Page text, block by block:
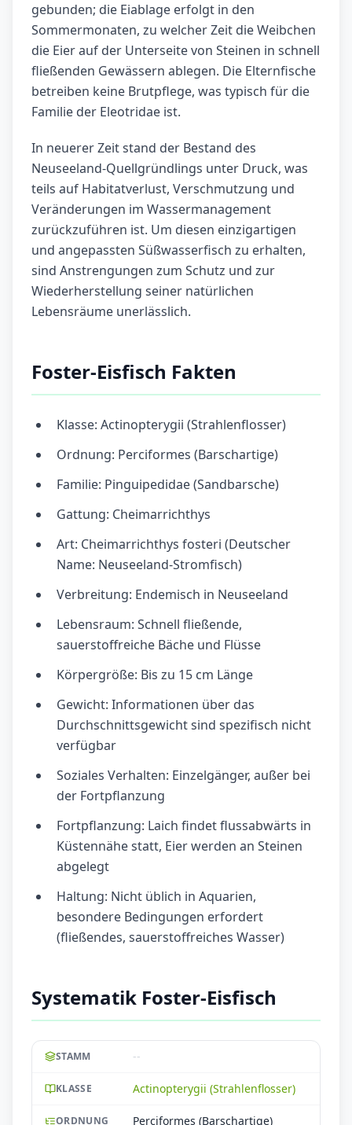
gebunden; die Eiablage erfolgt in den
Sommermonaten, zu welcher Zeit die Weibchen
die Eier auf der Unterseite von Steinen in schnell
fließenden Gewässern ablegen. Die Elternfische
betreiben keine Brutpflege, was typisch für die
Familie der Eleotridae ist.
In neuerer Zeit stand der Bestand des
Neuseeland-Quellgründlings unter Druck, was
teils auf Habitatverlust, Verschmutzung und
Veränderungen im Wassermanagement
zurückzuführen ist. Um diesen einzigartigen
und angepassten Süßwasserfisch zu erhalten,
sind Anstrengungen zum Schutz und zur
Wiederherstellung seiner natürlichen
Lebensräume unerlässlich.
Foster-Eisfisch Fakten
Klasse: Actinopterygii (Strahlenflosser)
Ordnung: Perciformes (Barschartige)
Familie: Pinguipedidae (Sandbarsche)
Gattung: Cheimarrichthys
Art: Cheimarrichthys fosteri (Deutscher
Name: Neuseeland-Stromfisch)
Verbreitung: Endemisch in Neuseeland
Lebensraum: Schnell fließende,
sauerstoffreiche Bäche und Flüsse
Körpergröße: Bis zu 15 cm Länge
Gewicht: Informationen über das
Durchschnittsgewicht sind spezifisch nicht
verfügbar
Soziales Verhalten: Einzelgänger, außer bei
der Fortpflanzung
Fortpflanzung: Laich findet flussabwärts in
Küstennähe statt, Eier werden an Steinen
abgelegt
Haltung: Nicht üblich in Aquarien,
besondere Bedingungen erfordert
(fließendes, sauerstoffreiches Wasser)
Systematik Foster-Eisfisch
STAMM --
KLASSE Actinopterygii (Strahlenflosser)
ORDNUNG Perciformes (Barschartige)